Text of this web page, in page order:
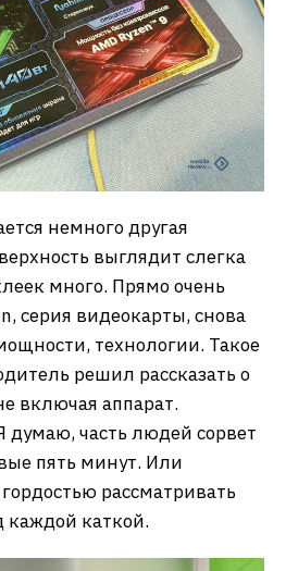
немного другая
выглядит слегка
много. Прямо очень
серия видеокарты, снова
технологии. Такое
решил рассказать о
включая аппарат.
думаю, часть людей сорвет
пять минут. Или
рассматривать
каждой каткой.